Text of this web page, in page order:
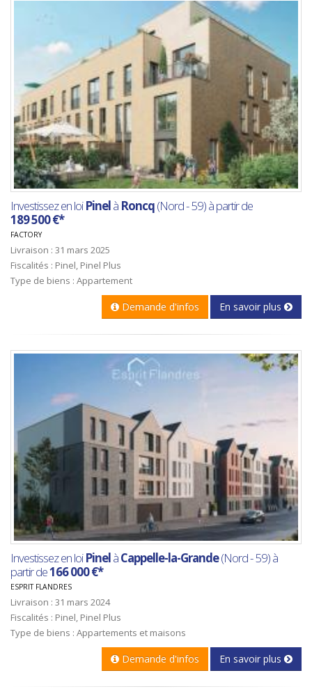
Investissez en loiPinelà Roncq(Nord - 59) à partir de
189 500 €*
FACTORY
Livraison : 31 mars 2025
Fiscalités : Pinel, Pinel Plus
Type de biens : Appartement
Demande d'infos En savoir plus
Investissez en loiPinelàCappelle-la-Grande(Nord - 59) à
partir de166 000 €*
ESPRIT FLANDRES
Livraison : 31 mars 2024
Fiscalités : Pinel, Pinel Plus
Type de biens : Appartements et maisons
Demande d'infos En savoir plus